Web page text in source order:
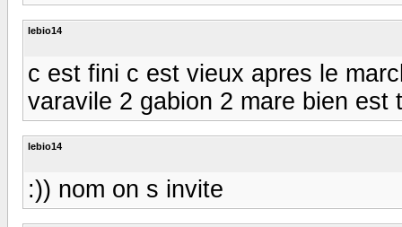
lebio14
c est fini c est vieux apres le
varavile 2 gabion 2 mare bien est
lebio14
:)) nom on s invite